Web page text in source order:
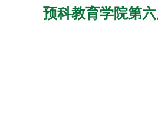
预科教育学院第